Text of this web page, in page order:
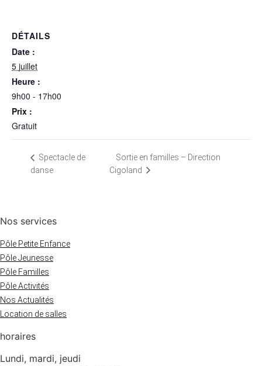
DÉTAILS
Date :
5 juillet
Heure :
9h00 - 17h00
Prix :
Gratuit
Spectacle de
danse
Sortie en familles – Direction
Cigoland
Nos services
Pôle Petite Enfance
Pôle Jeunesse
Pôle Familles
Pôle Activités
Nos Actualités
Location de salles
horaires
Lundi, mardi, jeudi